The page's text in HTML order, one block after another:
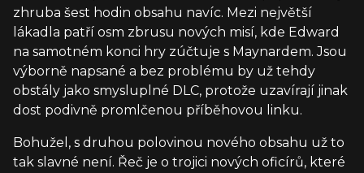
zhruba šest hodin obsahu navíc. Mezi největší
lákadla patří osm zbrusu nových misí, kde Edward
na samotném konci hry zúčtuje s Maynardem. Jsou
výborně napsané a bez problému by už tehdy
obstály jako smysluplné DLC, protože uzavírají jinak
dost podivně promlčenou příběhovou linku.
Bohužel, s druhou polovinou nového obsahu už to
tak slavné není. Řeč je o trojici nových oficírů, které